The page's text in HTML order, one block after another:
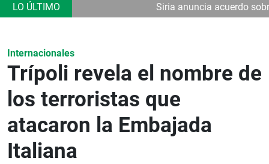
Siria anuncia acuerdo
Internacionales
Trípoli revela el nombre de
los terroristas que
atacaron la Embajada
Italiana